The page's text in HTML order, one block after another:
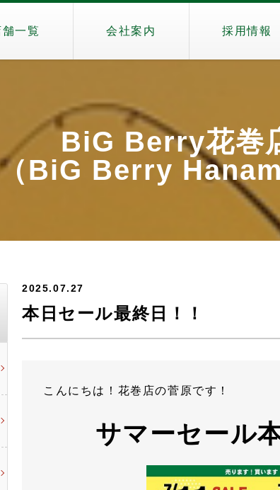
舗一覧 会社案内 採用情報
BiG Berry花巻
BiG Berry
2025.07.27
本日セール最終日！！
こんにちは！花巻店の菅原です！
サマーセール